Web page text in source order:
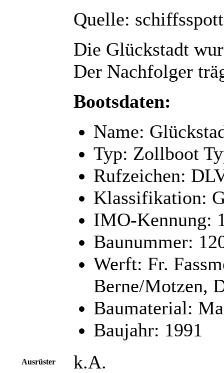
Quelle:
Die Glückstadt
Der Nachfolger
Bootsdaten:
Name:
Typ: Zollboot
Rufzeichen:
Klassifikation:
IMO-Kennung:
Baunummer:
Werft: Fr.
Berne/Motzen,
Baumaterial:
Baujahr: 1991
Ausrüster k.A.